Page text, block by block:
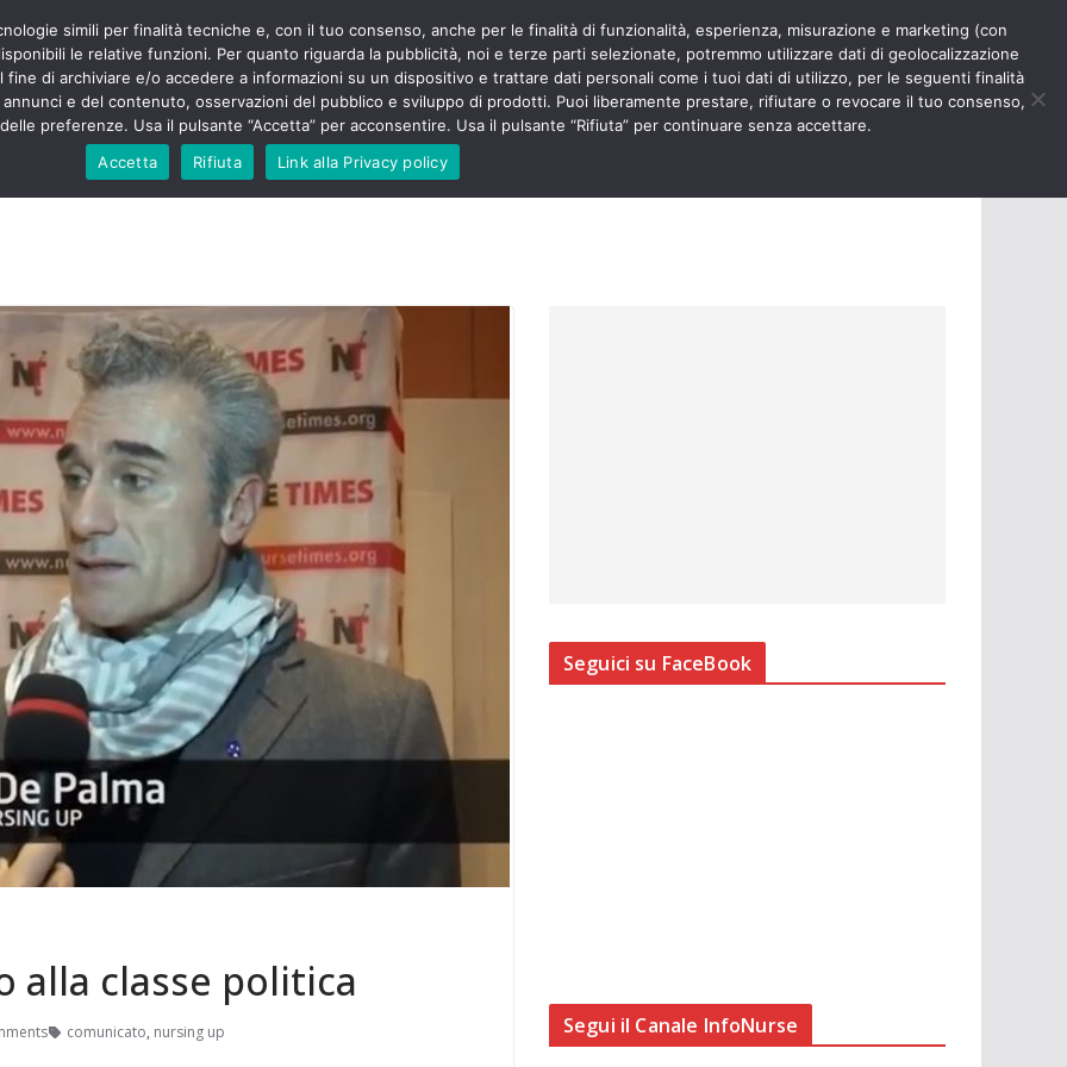
sono
senza
aggressioni
“tagli e
proclamato lo
Nursing Up contro
soccorso e
Up:
anche
POLITICA STUDENTI SALUTE COMUNICATI CURIOSITÀ NURSE TIMES
alla classe politica
comunicato, nursing up
Seguici su FaceBook
Segui il Canale InfoNurse
simili per finalità tecniche e, con il tuo consenso, anche per le finalità di funzionalità, esperienza, misurazione e marketing (con
le relative funzioni. Per quanto riguarda la pubblicità, noi e terze parti selezionate, potremmo utilizzare dati di geolocalizzazione
fine di archiviare e/o accedere a informazioni su un dispositivo e trattare dati personali come i tuoi dati di utilizzo, per le seguenti finalità
e del contenuto, osservazioni del pubblico e sviluppo di prodotti. Puoi liberamente prestare, rifiutare o revocare il tuo consenso,
preferenze. Usa il pulsante “Accetta” per acconsentire. Usa il pulsante “Rifiuta” per continuare senza accettare.
Accetta
Rifiuta Link alla Privacy policy